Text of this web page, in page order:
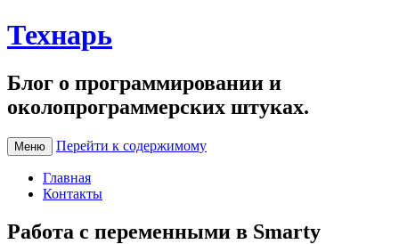
Технарь
Блог о программировании и
околопрограммерских штуках.
Меню Перейти к содержимому
Главная
Контакты
Работа с переменными в Smarty